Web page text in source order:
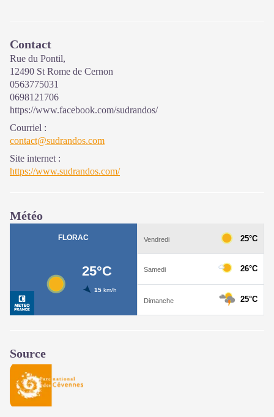
Contact
Rue du Pontil,
12490 St Rome de Cernon
0563775031
0698121706
https://www.facebook.com/sudrandos/
Courriel :
contact@sudrandos.com
Site internet :
https://www.sudrandos.com/
Météo
Source